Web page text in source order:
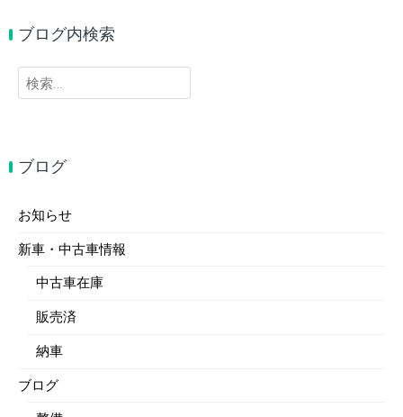
ブログ内検索
検
索:
ブログ
お知らせ
新車・中古車情報
中古車在庫
販売済
納車
ブログ